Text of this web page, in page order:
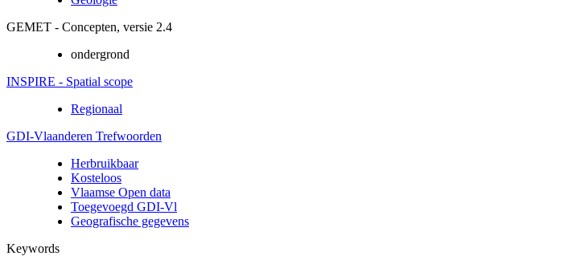
GEMET - Concepten, versie 2.4
ondergrond
INSPIRE - Spatial scope
Regionaal
GDI-Vlaanderen Trefwoorden
Herbruikbaar
Kosteloos
Vlaamse Open data
Toegevoegd GDI-Vl
Geografische gegevens
Keywords